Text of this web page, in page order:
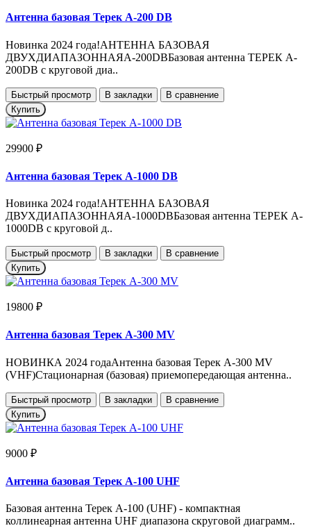
Антенна базовая Терек А-200 DB
Новинка 2024 года!АНТЕННА БАЗОВАЯ
ДВУХДИАПАЗОННАЯA-200DBБазовая антенна ТЕРЕК A-
200DB с круговой диа..
Быстрый просмотр В закладки
В сравнение
Купить
29900 ₽
Антенна базовая Терек А-1000 DB
Новинка 2024 года!АНТЕННА БАЗОВАЯ
ДВУХДИАПАЗОННАЯA-1000DBБазовая антенна ТЕРЕК A-
1000DB с круговой д..
Быстрый просмотр В закладки
В сравнение
Купить
19800 ₽
Антенна базовая Терек А-300 MV
НОВИНКА 2024 годаАнтенна базовая Терек A-300 MV
(VHF)Стационарная (базовая) приемопередающая антенна..
Быстрый просмотр В закладки
В сравнение
Купить
9000 ₽
Антенна базовая Терек А-100 UHF
Базовая антенна Терек A-100 (UHF) - компактная
коллинеарная антенна UHF диапазона скруговой диаграмм..